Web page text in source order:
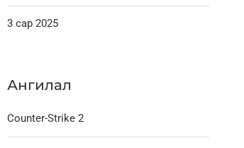
3 сар 2025
Ангилал
Counter-Strike 2